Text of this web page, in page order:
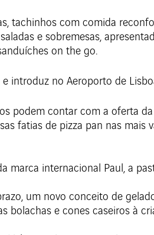
tachinhos com comida
e sobremesas,
on the go.
introduz no Aeroporto de
podem contar com a oferta
fatias de pizza pan nas mais
marca internacional Paul, a
um novo conceito de
bolachas e cones caseiros à